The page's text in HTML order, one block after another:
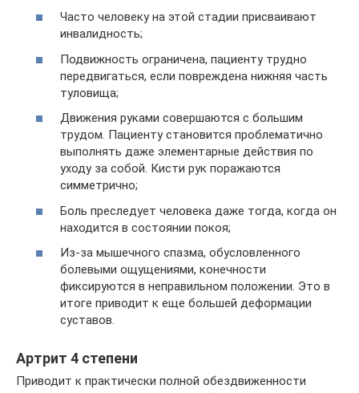
Часто человеку на этой стадии присваивают
инвалидность;
Подвижность ограничена, пациенту трудно
передвигаться, если повреждена нижняя часть
туловища;
Движения руками совершаются с большим
трудом. Пациенту становится проблематично
выполнять даже элементарные действия по
уходу за собой. Кисти рук поражаются
симметрично;
Боль преследует человека даже тогда, когда он
находится в состоянии покоя;
Из-за мышечного спазма, обусловленного
болевыми ощущениями, конечности
фиксируются в неправильном положении. Это в
итоге приводит к еще большей деформации
суставов.
Артрит 4 степени
Приводит к практически полной обездвиженности